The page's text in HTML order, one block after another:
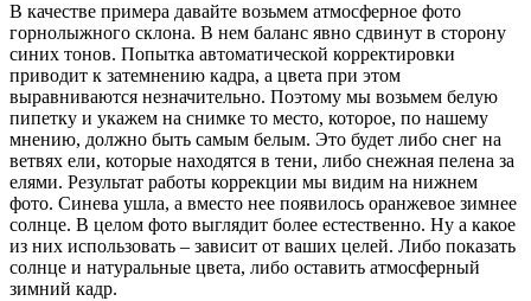
В качестве примера давайте возьмем атмосферное фото
горнолыжного склона. В нем баланс явно сдвинут в сторону
синих тонов. Попытка автоматической корректировки
приводит к затемнению кадра, а цвета при этом
выравниваются незначительно. Поэтому мы возьмем белую
пипетку и укажем на снимке то место, которое, по нашему
мнению, должно быть самым белым. Это будет либо снег на
ветвях ели, которые находятся в тени, либо снежная пелена за
елями. Результат работы коррекции мы видим на нижнем
фото. Синева ушла, а вместо нее появилось оранжевое зимнее
солнце. В целом фото выглядит более естественно. Ну а какое
из них использовать – зависит от ваших целей. Либо показать
солнце и натуральные цвета, либо оставить атмосферный
зимний кадр.